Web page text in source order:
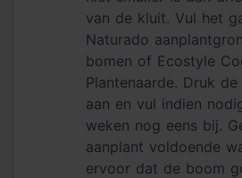
van de kluit. Vul het
Naturado
bomen of Ecostyle
Plantenaarde. Druk
aan en vul indien
weken nog eens bij.
aanplant voldoende
ervoor dat de boom